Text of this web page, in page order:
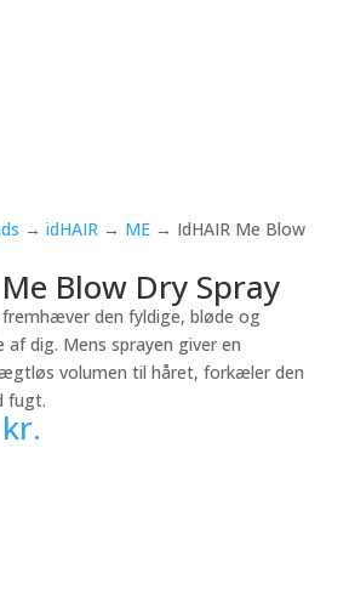
→idHAIR → ME → IdHAIR Me Blow
Blow Dry Spray
fremhæver den fyldige, bløde og
af dig. Mens sprayen giver en
volumen til håret, forkæler den
fugt.
kr.